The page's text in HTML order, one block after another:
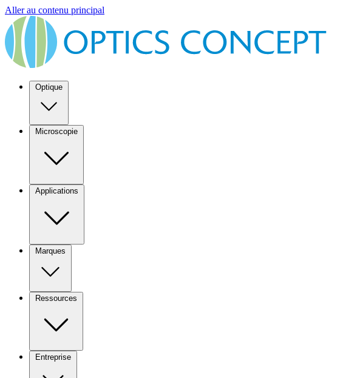
Aller au contenu principal
Optique
Microscopie
Applications
Marques
Ressources
Entreprise